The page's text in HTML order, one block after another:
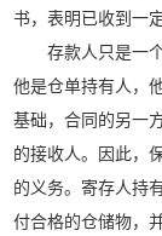
书，表明已收到一
存款人只是一
他是仓单持有人，
基础，合同的另一
的接收人。因此，
的义务。寄存人持
付合格的仓储物，